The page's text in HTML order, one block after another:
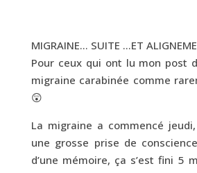
MIGRAINE… SUITE …ET
Pour ceux qui ont lu mon post
migraine carabinée comme
😲
La migraine a commencé
une grosse prise de
d’une mémoire, ça s’est fini 5